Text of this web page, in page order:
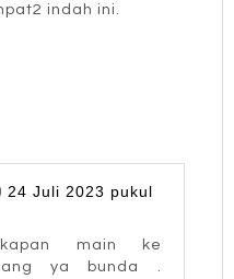
indah ini.
24 Juli 2023 pukul
kapan main ke
ya bunda .